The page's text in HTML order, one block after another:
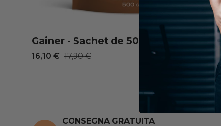
Gainer - Sachet de 500 g
Prezzo scontato
16,10 € Prezzo normale
17,90 €
CONSEGNA GRATUITA